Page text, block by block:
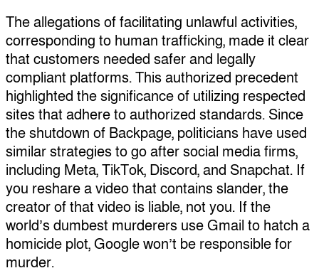
The allegations of facilitating unlawful activities,
corresponding to human trafficking, made it clear
that customers needed safer and legally
compliant platforms. This authorized precedent
highlighted the significance of utilizing respected
sites that adhere to authorized standards. Since
the shutdown of Backpage, politicians have used
similar strategies to go after social media firms,
including Meta, TikTok, Discord, and Snapchat. If
you reshare a video that contains slander, the
creator of that video is liable, not you. If the
world’s dumbest murderers use Gmail to hatch a
homicide plot, Google won’t be responsible for
murder.